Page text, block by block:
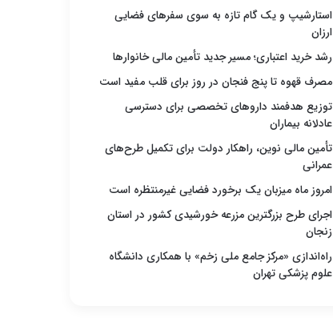
استارشیپ و یک گام تازه به سوی سفرهای فضایی
ارزان
رشد خرید اعتباری؛ مسیر جدید تأمین مالی خانوارها
مصرف قهوه تا پنج فنجان در روز برای قلب مفید است
توزیع هدفمند داروهای تخصصی برای دسترسی
عادلانه بیماران
تأمین مالی نوین، راهکار دولت برای تکمیل طرح‌های
عمرانی
امروز ماه میزبان یک برخورد فضایی غیرمنتظره است
اجرای طرح بزرگترین مزرعه خورشیدی کشور در استان
زنجان
راه‌اندازی «مرکز جامع ملی زخم» با همکاری دانشگاه
علوم پزشکی تهران